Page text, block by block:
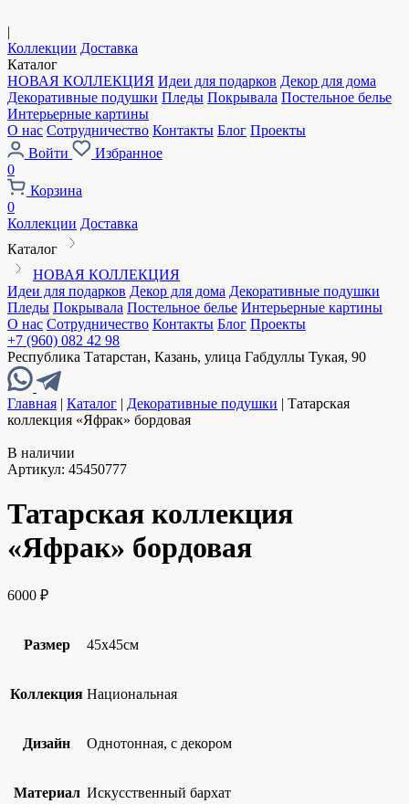
|
Коллекции Доставка
Каталог
НОВАЯ КОЛЛЕКЦИЯ Идеи для подарков Декор для дома
Декоративные подушки Пледы Покрывала Постельное белье
Интерьерные картины
О нас Сотрудничество Контакты Блог Проекты
Войти
Избранное
0
Корзина
0
Коллекции Доставка
Каталог
НОВАЯ КОЛЛЕКЦИЯ
Идеи для подарков Декор для дома Декоративные подушки
Пледы Покрывала Постельное белье Интерьерные картины
О нас Сотрудничество Контакты Блог Проекты
+7 (960) 082 42 98
Республика Татарстан, Казань, улица Габдуллы Тукая, 90
Главная | Каталог | Декоративные подушки | Татарская
коллекция «Яфрак» бордовая
В наличии
Артикул: 45450777
Татарская коллекция
«Яфрак» бордовая
6000 ₽
Размер 45х45см
Коллекция Национальная
Дизайн Однотонная, с декором
Материал Искусственный бархат